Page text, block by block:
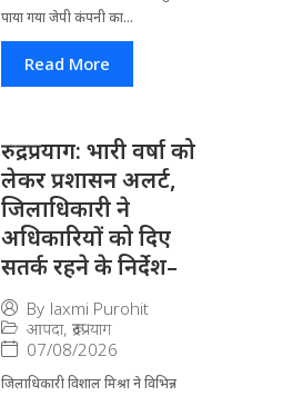
पाया गया जेपी कंपनी का...
Read More
रुद्रप्रयाग: भारी वर्षा को
लेकर प्रशासन अलर्ट,
जिलाधिकारी ने
अधिकारियों को दिए
सतर्क रहने के निर्देश–
By laxmi Purohit
आपदा, रूद्रप्रयाग
07/08/2026
जिला​धिकारी विशाल मिश्रा ने वि​भिन्न